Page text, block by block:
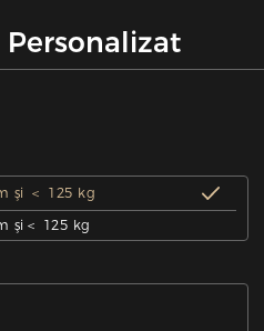
Personalizat
şi ＜ 125 kg
şi＜ 125 kg